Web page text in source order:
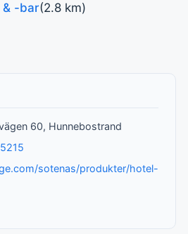
& -bar(2.8 km)
60, Hunnebostrand
sotenas/produkter/hotel-